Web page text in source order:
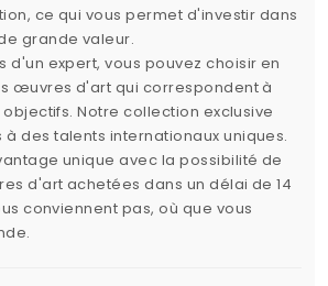
ce qui vous permet d'investir dans
grande valeur.
d'un expert, vous pouvez choisir en
œuvres d'art qui correspondent à
Notre collection exclusive
des talents internationaux uniques.
unique avec la possibilité de
d'art achetées dans un délai de 14
conviennent pas, où que vous